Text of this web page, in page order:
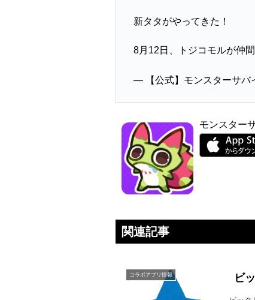
新タタがやってきた！
8月12日、トジコモルが仲間
— 【公式】モンスターサバ
モンスター
関連記事
コラボアプリ情報 ビ